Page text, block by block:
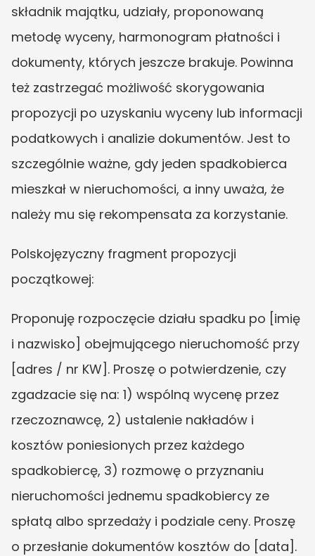
składnik majątku, udziały, proponowaną
metodę wyceny, harmonogram płatności i
dokumenty, których jeszcze brakuje. Powinna
też zastrzegać możliwość skorygowania
propozycji po uzyskaniu wyceny lub informacji
podatkowych i analizie dokumentów. Jest to
szczególnie ważne, gdy jeden spadkobierca
mieszkał w nieruchomości, a inny uważa, że
należy mu się rekompensata za korzystanie.
Polskojęzyczny fragment propozycji
początkowej:
Proponuję rozpoczęcie działu spadku po [imię
i nazwisko] obejmującego nieruchomość przy
[adres / nr KW]. Proszę o potwierdzenie, czy
zgadzacie się na: 1) wspólną wycenę przez
rzeczoznawcę, 2) ustalenie nakładów i
kosztów poniesionych przez każdego
spadkobiercę, 3) rozmowę o przyznaniu
nieruchomości jednemu spadkobiercy ze
spłatą albo sprzedaży i podziale ceny. Proszę
o przesłanie dokumentów kosztów do [data].